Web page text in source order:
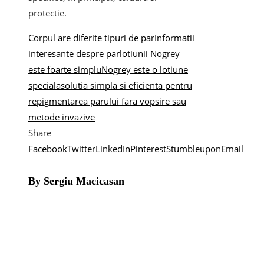
protectie.
Corpul are diferite tipuri de parInformatii
interesante despre parlotiunii Nogrey
este foarte simpluNogrey este o lotiune
specialasolutia simpla si eficienta pentru
repigmentarea parului fara vopsire sau
metode invazive
Share
FacebookTwitterLinkedInPinterestStumbleuponEmail
By Sergiu Macicasan